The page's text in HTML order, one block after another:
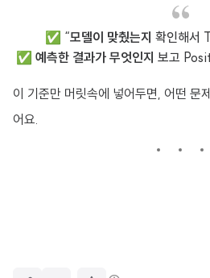
✅ “모델이 맞췄는지 확인해서
✅ 예측한 결과가 무엇인지 보고
이 기준만 머릿속에 넣어두면, 어떤 문
어요.